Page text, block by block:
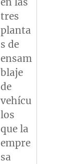
tres
planta
s de
ensam
blaje
de
vehícu
los
que la
empre
sa